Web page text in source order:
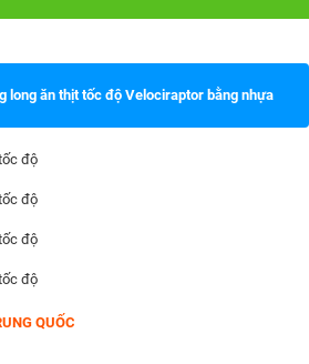
long ăn thịt tốc độ Velociraptor bằng nhựa
QUỐC